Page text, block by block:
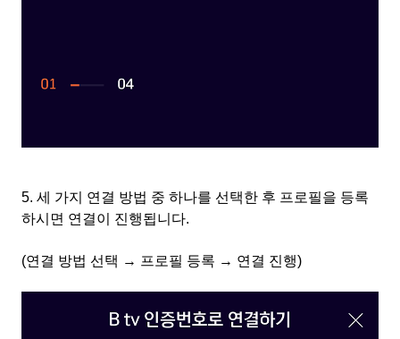
5. 세 가지 연결 방법 중 하나를 선택한 후 프로필을 등록
하시면 연결이 진행됩니다.
(연결 방법 선택 → 프로필 등록 → 연결 진행)